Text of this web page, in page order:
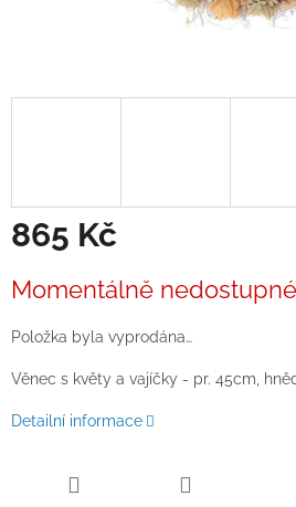
865 Kč
cena:
Momentálně nedostupné
Položka byla vyprodána…
Věnec s květy a vajíčky - pr. 45cm,
Detailní informace